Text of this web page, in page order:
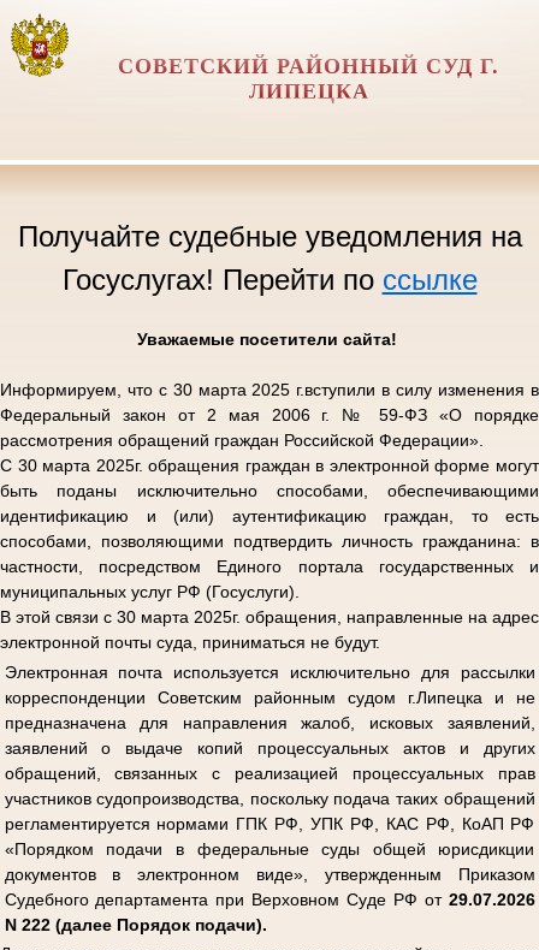
СОВЕТСКИЙ РАЙОННЫЙ СУД Г.
ЛИПЕЦКА
Получайте судебные уведомления на
Госуслугах! Перейти по ссылке
Уважаемые посетители сайта!
Информируем, что с 30 марта 2025 г.вступили в силу изменения в
Федеральный закон от 2 мая 2006 г. № 59-ФЗ «О порядке
рассмотрения обращений граждан Российской Федерации».
С 30 марта 2025г. обращения граждан в электронной форме могут
быть поданы исключительно способами, обеспечивающими
идентификацию и (или) аутентификацию граждан, то есть
способами, позволяющими подтвердить личность гражданина: в
частности, посредством Единого портала государственных и
муниципальных услуг РФ (Госуслуги).
В этой связи с 30 марта 2025г. обращения, направленные на адрес
электронной почты суда, приниматься не будут.
Электронная почта используется исключительно для рассылки
корреспонденции Советским районным судом г.Липецка и не
предназначена для направления жалоб, исковых заявлений,
заявлений о выдаче копий процессуальных актов и других
обращений, связанных с реализацией процессуальных прав
участников судопроизводства, поскольку подача таких обращений
регламентируется нормами ГПК РФ, УПК РФ, КАС РФ, КоАП РФ
«Порядком подачи в федеральные суды общей юрисдикции
документов в электронном виде», утвержденным Приказом
Судебного департамента при Верховном Суде РФ от 29.07.2026
N 222 (далее Порядок подачи).